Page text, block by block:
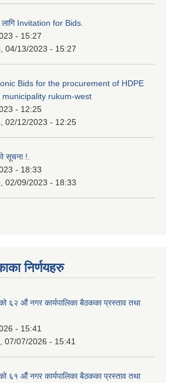
लागि Invitation for Bids.
- 15:27
04/13/2023 - 15:27
Bids for the procurement of HDPE
rukum-west
- 12:25
02/12/2023 - 12:25
सूचना !.
- 18:33
02/09/2023 - 18:33
निर्णयहरु
६२ औं नगर कार्यपालिका बैठकका प्रस्ताव तथा
- 15:41
07/07/2026 - 15:41
६१ औं नगर कार्यपालिका बैठकका प्रस्ताव तथा